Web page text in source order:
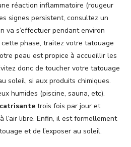
réaction inflammatoire (rougeur
signes persistent, consultez un
va s’effectuer pendant environ
phase, traitez votre tatouage
peau est propice à accueillir les
donc de toucher votre tatouage
soleil, si aux produits chimiques.
humides (piscine, sauna, etc).
trois fois par jour et
l’air libre. Enfin, il est formellement
et de l’exposer au soleil.